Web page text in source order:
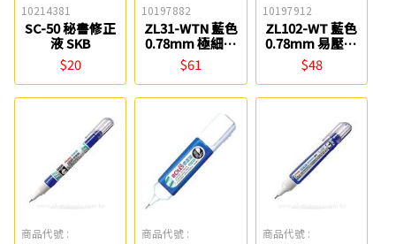
10214381
SC-50 秘書修正
液 SKB
$20
10197882
ZL31-WTN 藍色
0.78mm 極細修
正液 Pentel
$61
10197912
ZL102-WT 藍色
0.78mm 易壓迷
你修正液 Pentel
$48
商品代號 :
商品代號 :
商品代號 :